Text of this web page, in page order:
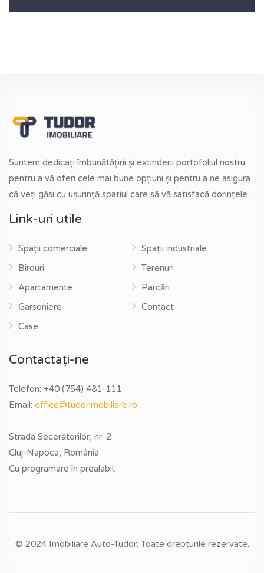
Suntem dedicați îmbunătățirii și extinderii portofoliul nostru
pentru a vă oferi cele mai bune opțiuni și pentru a ne asigura
că veți găsi cu ușurință spațiul care să vă satisfacă dorințele.
Link-uri utile
Spații comerciale
Birouri
Apartamente
Garsoniere
Case
Spații industriale
Terenuri
Parcări
Contact
Contactați-ne
Telefon: +40 (754) 481-111
Email: office@tudorimobiliare.ro
Strada Secerătorilor, nr. 2
Cluj-Napoca, România
Cu programare în prealabil.
© 2024 Imobiliare Auto-Tudor. Toate drepturile rezervate.